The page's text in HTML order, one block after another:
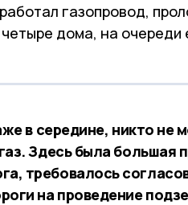
газопровод,
дома, на очереди
в середине, никто не
Здесь была большая
требовалось
на проведение